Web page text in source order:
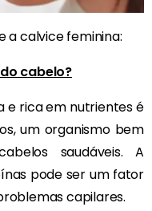
a calvice feminina:
cabelo?
e rica em nutrientes é
um organismo bem
saudáveis. A
pode ser um fator
capilares.